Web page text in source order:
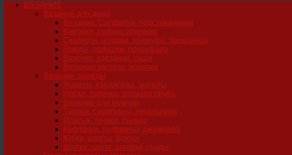
ВЯЗАНИЕ
Вязание для дома
Вязание. Салфетки, подстаканники
Коврики, пуфики крючком
Скатерти, шторки, абажуры, полотенца
Пледы, подушки, покрывала
Вазочки, корзинки, саше
Вязаные мелочи, поделки
Вязание одежды
Жакеты, кардиганы, жилеты
Носки, тапочки, вязаная обувь
Вязание для мужчин
Топики, сарафаны, купальники
Платья, туники, пальто
Кофточки, пуловеры, джемпера
Юбки, шорты, брюки
Шапки, шали, шарфы, снуды